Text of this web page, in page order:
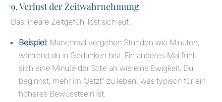
9. Verlust der Zeitwahrnehmung
Das lineare Zeitgefühl löst sich auf.
Beispiel: Manchmal vergehen Stunden wie Minuten,
während du in Gedanken bist. Ein anderes Mal fühlt
sich eine Minute der Stille an wie eine Ewigkeit. Du
beginnst, mehr im "Jetzt" zu leben, was typisch für ein
höheres Bewusstsein ist.